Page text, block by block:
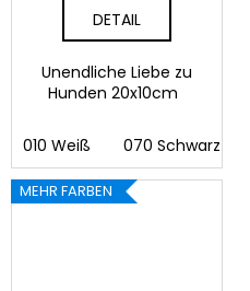
deutsch englisch
DETAIL
Unendliche Liebe zu
Hunden 20x10cm
010 Weiß 070 Schwarz
MEHR FARBEN